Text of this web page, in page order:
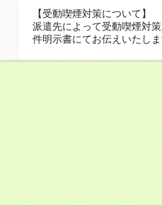
【受動喫煙対策について】
派遣先によって受動喫煙対
件明示書にてお伝えいたしま